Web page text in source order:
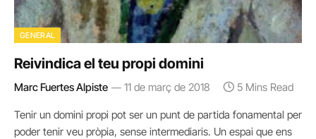
GENERAL
Reivindica el teu propi domini
Marc Fuertes Alpiste 11 de març de 2018 5 Mins Read
Tenir un domini propi pot ser un punt de partida fonamental per
poder tenir veu pròpia, sense intermediaris. Un espai que ens